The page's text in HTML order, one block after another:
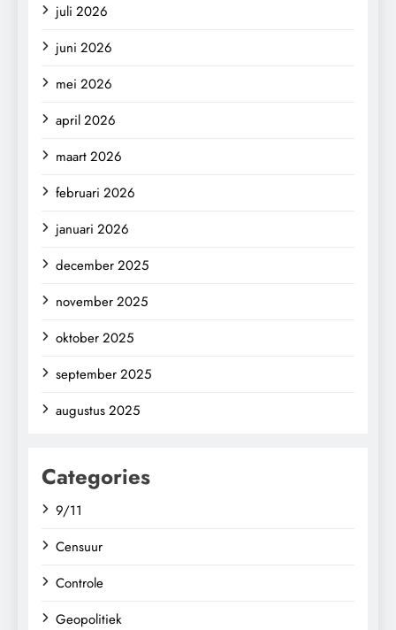
juli 2026
juni 2026
mei 2026
april 2026
maart 2026
februari 2026
januari 2026
december 2025
november 2025
oktober 2025
september 2025
augustus 2025
Categories
9/11
Censuur
Controle
Geopolitiek